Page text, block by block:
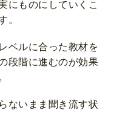
にものにしていくこ
。
ベルに合った教材を
段階に進むのが効果
ないまま聞き流す状